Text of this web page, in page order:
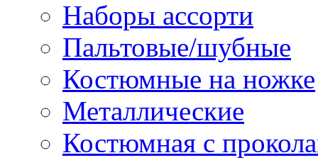
Наборы ассорти
Пальтовые/шубные
Костюмные на ножке
Металлические
Костюмная с